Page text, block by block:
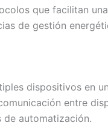
que facilitan
de gestión
dispositivos en
entre
de automatización.